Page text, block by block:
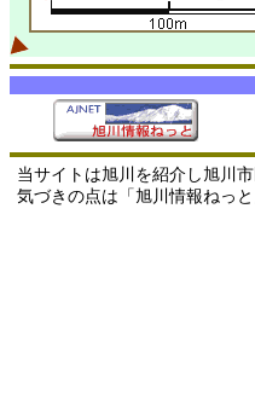
当サイトは旭川を紹介し旭川
気づきの点は「旭川情報ねっ